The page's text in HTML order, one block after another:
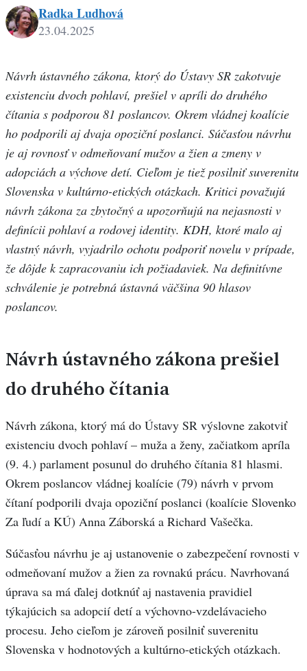
Radka Ludhová
23.04.2025
Návrh ústavného zákona, ktorý do Ústavy SR zakotvuje
existenciu dvoch pohlaví, prešiel v apríli do druhého
čítania s podporou 81 poslancov. Okrem vládnej koalície
ho podporili aj dvaja opoziční poslanci. Súčasťou návrhu
je aj rovnosť v odmeňovaní mužov a žien a zmeny v
adopciách a výchove detí. Cieľom je tiež posilniť suverenitu
Slovenska v kultúrno-etických otázkach. Kritici považujú
návrh zákona za zbytočný a upozorňujú na nejasnosti v
definícii pohlaví a rodovej identity. KDH, ktoré malo aj
vlastný návrh, vyjadrilo ochotu podporiť novelu v prípade,
že dôjde k zapracovaniu ich požiadaviek. Na definitívne
schválenie je potrebná ústavná väčšina 90 hlasov
poslancov.
Návrh ústavného zákona prešiel
do druhého čítania
Návrh zákona, ktorý má do Ústavy SR výslovne zakotviť
existenciu dvoch pohlaví – muža a ženy, začiatkom apríla
(9. 4.) parlament posunul do druhého čítania 81 hlasmi.
Okrem poslancov vládnej koalície (79) návrh v prvom
čítaní podporili dvaja opoziční poslanci (koalície Slovenko
Za ľudí a KÚ) Anna Záborská a Richard Vašečka.
Súčasťou návrhu je aj ustanovenie o zabezpečení rovnosti v
odmeňovaní mužov a žien za rovnakú prácu. Navrhovaná
úprava sa má ďalej dotknúť aj nastavenia pravidiel
týkajúcich sa adopcií detí a výchovno-vzdelávacieho
procesu. Jeho cieľom je zároveň posilniť suverenitu
Slovenska v hodnotových a kultúrno-etických otázkach.